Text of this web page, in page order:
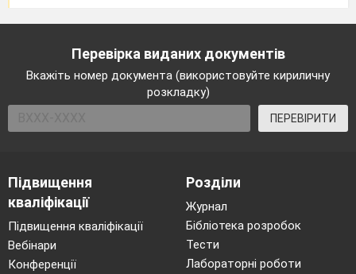
49.
50.
51.
ІІ семестр
Сучасна модель атома. Досліди Резерфорда.
Протонно-нейтронна модель ядра атома.
Перевірка виданих документів
Вкажіть номер документа (використовуйте кириличну
розкладку)
ПЕРЕВІРИТИ
Підвищення
кваліфікації
Підвищення кваліфікації
Вебінари
Конференції
Розділи
Журнал
Бібліотека розробок
Тести
Лабораторні роботи